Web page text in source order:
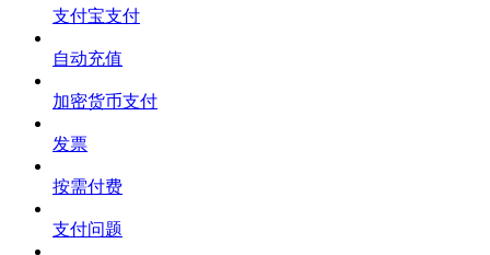
支付宝支付
自动充值
加密货币支付
发票
按需付费
支付问题